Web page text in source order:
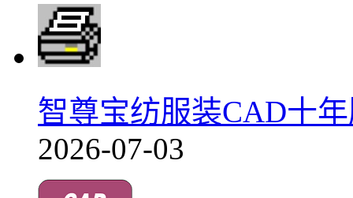
智尊宝纺服装CAD十
2026-07-03